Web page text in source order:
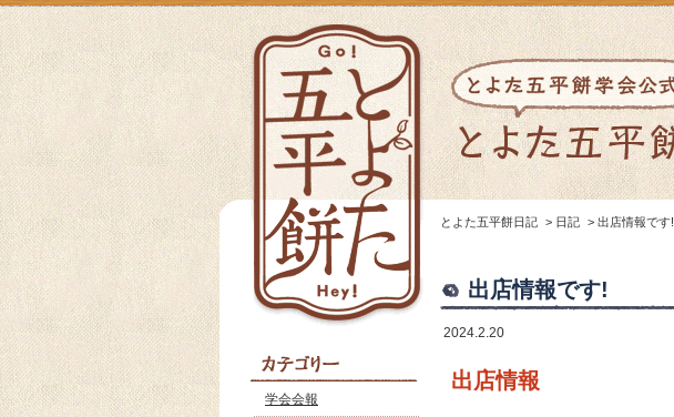
学会会報
とよた五平餅日記 > 日記 > 出店情報です!
出店情報です!
2024.2.20
出店情報